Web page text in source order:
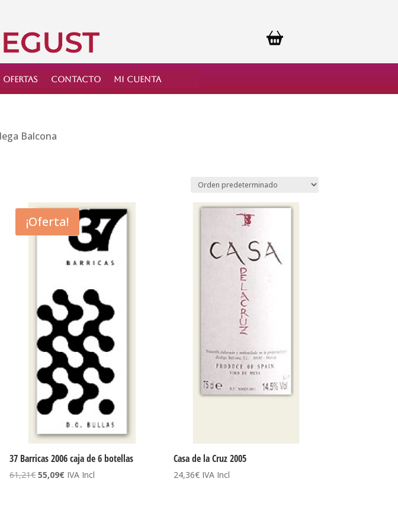
Ofertas Contacto Mi cuenta
Balcona
¡Oferta!
37 Barricas 2006 caja de 6 botellas
61,21€ El
55,09€ElIVA Incl
Casa de la Cruz 2005
24,36€ IVA Incl